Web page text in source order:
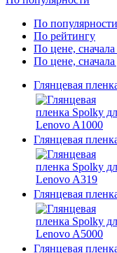
По популярности
По рейтингу
По цене,
По цене,
Глянцевая
Глянцевая
Глянцевая
Глянцевая